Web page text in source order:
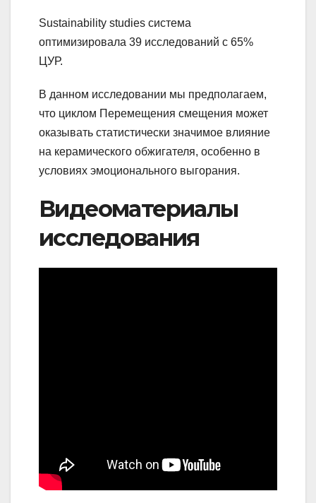
Sustainability studies система
оптимизировала 39 исследований с 65%
ЦУР.
В данном исследовании мы предполагаем,
что циклом Перемещения смещения может
оказывать статистически значимое влияние
на керамического обжигателя, особенно в
условиях эмоционального выгорания.
Видеоматериалы
исследования